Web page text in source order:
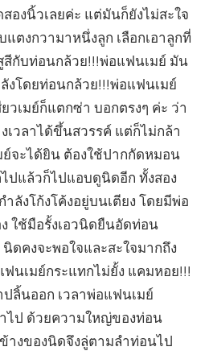
องนิ้วเลยค่ะ แต่มันก็ยังไม่สะใจ
แตงกวามาหนึ่งลูก เลือกเอาลูกที่
กับท่อนกล้วย!!!พ่อแฟนเมย์ มัน
งโดยท่อนกล้วย!!!พ่อแฟนเมย์
วเมย์ก็แตกซ่า บอกตรงๆ ค่ะ ว่า
เวลาได้ขึ้นสวรรค์ แต่ก็ไม่กล้า
จะได้ยิน ต้องใช้ปากกัดหมอน
ปแล้วก็ไปแอบดูนิดอีก ทั้งสอง
ลังโก้งโค้งอยู่บนเตียง โดยมีพ่อ
ใช้มือรั้งเอวนิดยืนอัดท่อน
ดคงจะพอใจและสะใจมากถึง
ฟนเมย์กระแทกไม่ยั้ง แคมหอย!!!
ลิ้นออก เวลาพ่อแฟนเมย์
ไป ด้วยความใหญ่ของท่อน
างของนิดจึงลู่ตามลำท่อนไป